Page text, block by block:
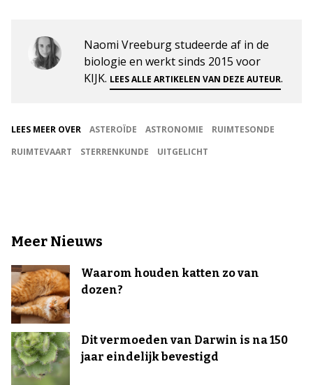
Naomi Vreeburg studeerde af in de
biologie en werkt sinds 2015 voor
KIJK. LEES ALLE ARTIKELEN VAN DEZE AUTEUR.
LEES MEER OVER ASTEROÏDE ASTRONOMIE
RUIMTESONDE
RUIMTEVAART
STERRENKUNDE UITGELICHT
Meer Nieuws
Waarom houden katten zo van
dozen?
Dit vermoeden van Darwin is na 150
jaar eindelijk bevestigd